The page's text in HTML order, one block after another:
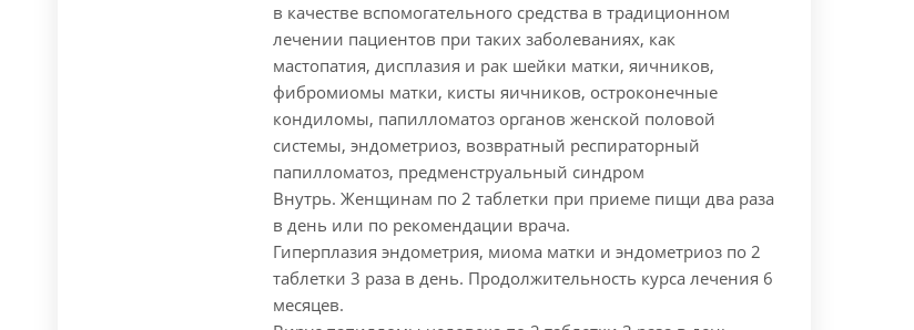
в качестве вспомогательного средства в традиционном
лечении пациентов при таких заболеваниях, как
мастопатия, дисплазия и рак шейки матки, яичников,
фибромиомы матки, кисты яичников, остроконечные
кондиломы, папилломатоз органов женской половой
системы, эндометриоз, возвратный респираторный
папилломатоз, предменструальный синдром
Внутрь. Женщинам по 2 таблетки при приеме пищи два раза
в день или по рекомендации врача.
Гиперплазия эндометрия, миома матки и эндометриоз по 2
таблетки 3 раза в день. Продолжительность курса лечения 6
месяцев.